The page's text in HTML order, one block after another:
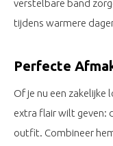
verstelbare band
tijdens warmere
Perfecte
Of je nu een
extra flair wilt geven:
outfit. Combineer